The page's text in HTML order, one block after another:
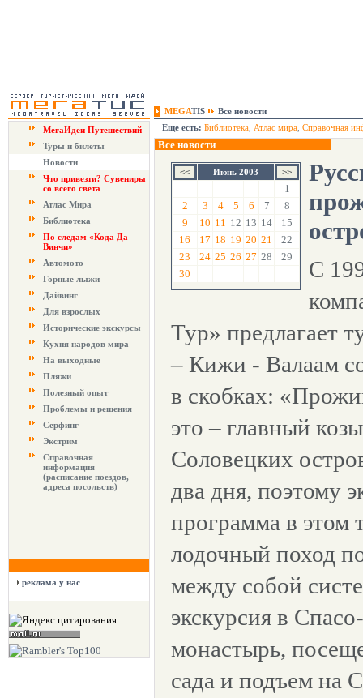
MEGATIS
Все новости
МегаИдеи Путешествий
Туры и билеты
Новости
Что привезти? Сувениры
со всего света
Атлас Мира
Библиотека
По следам «Кода Да
Винчи»
Автомото
Горные лыжи
Дайвинг
Для взрослых
Исторические экскурсы
Кухня народов мира
На выходные
Пляжи
Полезный опыт
Проблемы и решения
Серфинг
Экстрим
Справочная
информация
(расписание поездов,
адреса посольств)
реклама у нас
Еще есть: Библиотека Атлас мира Справочная
Все новости
Июнь 2003
1
2
3 4 5 6 7
8
9
10 11 12 13 14
15
16
17 18 19 20 21
22
23
24 25 26 27 28
29
30
С
Тур» предлагает
– Кижи - Валаам
в скобках:
это – главный
Соловецких
два дня, поэтому
программа в этом
лодочный поход
между собой
экскурсия в
монастырь,
сада и подъем на